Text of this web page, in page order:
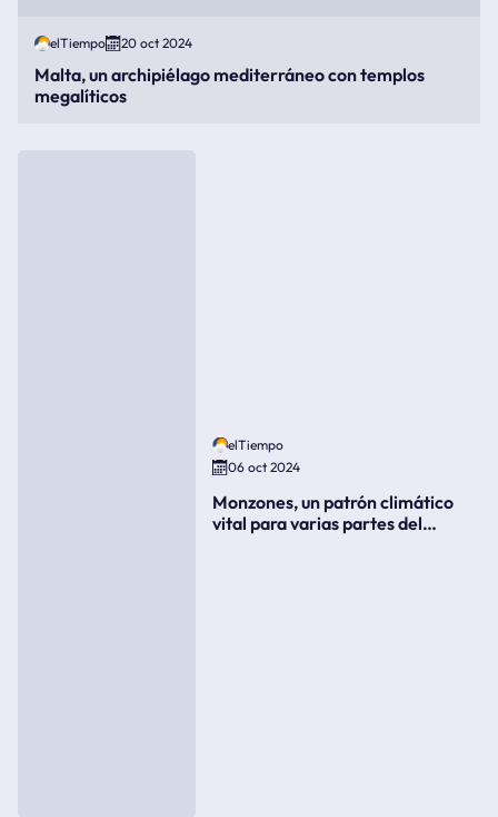
elTiempo 20 oct 2024
Malta, un archipiélago mediterráneo con templos
megalíticos
elTiempo
06 oct 2024
Monzones, un patrón climático
vital para varias partes del